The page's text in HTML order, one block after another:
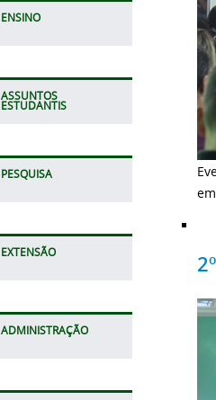
ENSINO
ASSUNTOS
ESTUDANTIS
PESQUISA
EXTENSÃO
ADMINISTRAÇÃO